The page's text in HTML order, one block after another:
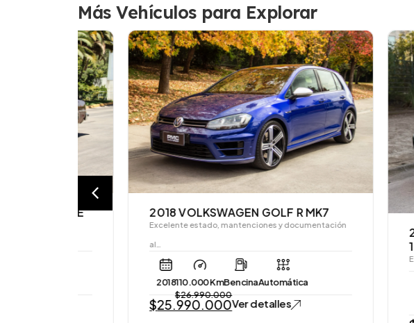
Más Vehículos para Explorar
2018 VOLKSWAGEN GOLF R MK7
Excelente estado, mantenciones y documentación
110.000 KmBencinaAutomática
26.990.000
25.990.000Ver detalles
2024
1.4
Excelente